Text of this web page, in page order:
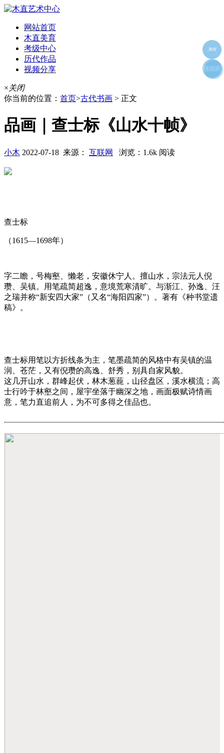
网站首页
木直美育
考级中心
历代作品
视频分享
×关闭
你当前的位置： 首页>古代书画 > 正文
品画｜查士标《山水十帧》
小木 2022-07-18 来源： 互联网 浏览：1.6k 阅读
查士标
（1615—1698年）
字二瞻，号梅壑、懒老，安徽休宁人。擅山水，宗法元人倪
瓒、吴镇。用笔疏简超逸，意境荒寒清旷。与渐江、孙逸、汪
之瑞并称“新安四大家”（又名“海阳四家”）。著有《种书堂遗
稿》。
查士标用笔以方折线条为主，笔墨疏简的风格中有吴镇的温
润、苍茫，又有倪瓒的高逸、舒秀，别具自家风貌。
这几开山水，群峰起伏，林木葱蘢，山径盘区，溪水横流；高
士行吟于林壑之间，屋宇坐落于幽深之地，画面极赋诗情画
意，笔力直追前人，为不可多得之佳品也。
海报
好友
朋友圈
收藏夹